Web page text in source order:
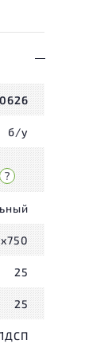
б/у
25
25